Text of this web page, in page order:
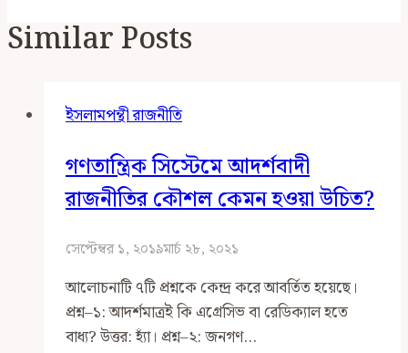
Similar Posts
ইসলামপন্থী রাজনীতি
গণতান্ত্রিক সিস্টেমে আদর্শবাদী
রাজনীতির কৌশল কেমন হওয়া উচিত?
সেপ্টেম্বর ১, ২০১৯মার্চ ২৮, ২০২১
আলোচনাটি ৭টি প্রশ্নকে কেন্দ্র করে আবর্তিত হয়েছে।
প্রশ্ন–১: আদর্শমাত্রই কি এগ্রেসিভ বা রেডিক্যাল হতে
বাধ্য? উত্তর: হ্যাঁ। প্রশ্ন–২: জনগণ…